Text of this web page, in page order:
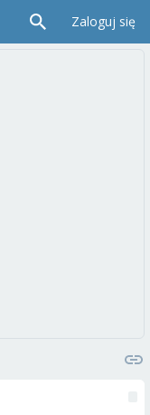
Zaloguj się